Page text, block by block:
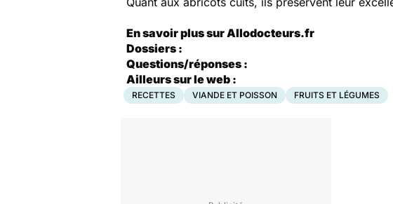
En savoir plus sur Allodocteurs.fr
Dossiers :
Questions/réponses :
Ailleurs sur le web :
RECETTES VIANDE ET POISSON FRUITS ET LÉGUMES